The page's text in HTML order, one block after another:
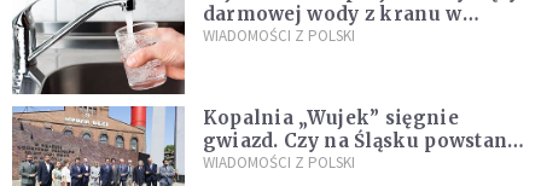
darmowej wody z kranu w
restauracjach
WIADOMOŚCI Z POLSKI
Kopalnia „Wujek” sięgnie
gwiazd. Czy na Śląsku powstanie
„Dolina Krzemowa”?
WIADOMOŚCI Z POLSKI